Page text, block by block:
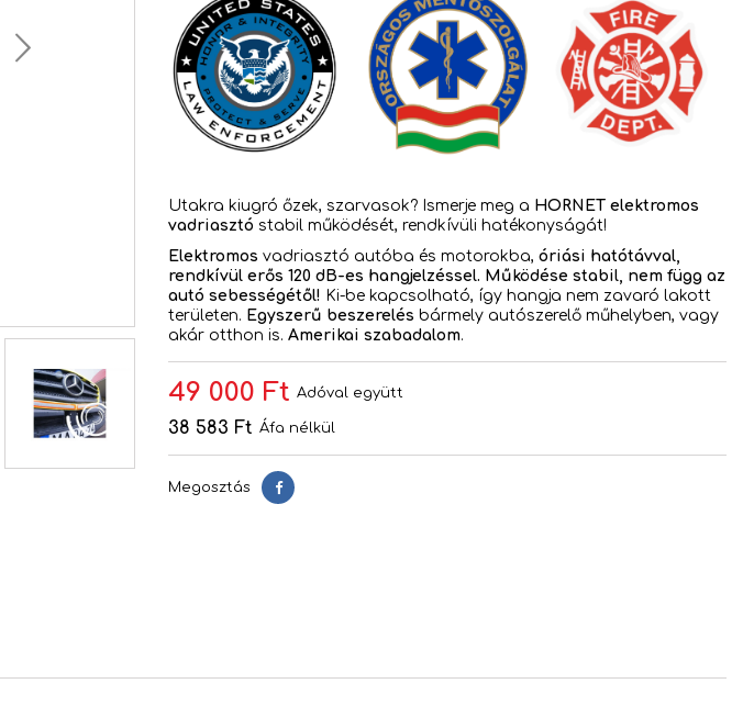
Utakra kiugró őzek, szarvasok? Ismerje meg a HORNET elektromos
vadriasztó stabil működését, rendkívüli hatékonyságát!
Elektromos vadriasztó autóba és motorokba,óriási hatótávval,
rendkívül erős 120 dB-es hangjelzéssel. Működése stabil, nem függ az
autó sebességétől! Ki-be kapcsolható, így hangja nem zavaró lakott
területen. Egyszerű beszerelés bármely autószerelő műhelyben, vagy
akár otthon is.Amerikai szabadalom.
49 000 Ft Adóval együtt
38 583 Ft Áfa nélkül
Megosztás Megosztás